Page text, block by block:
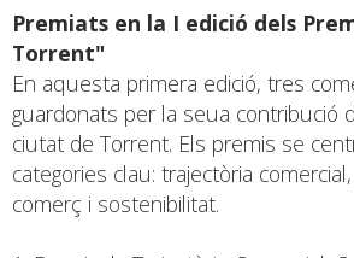
Premiats en la I edició dels
Torrent"
En aquesta primera edició, tres
guardonats per la seua contribució
ciutat de Torrent. Els premis se
categories clau: trajectòria
comerç i sostenibilitat.